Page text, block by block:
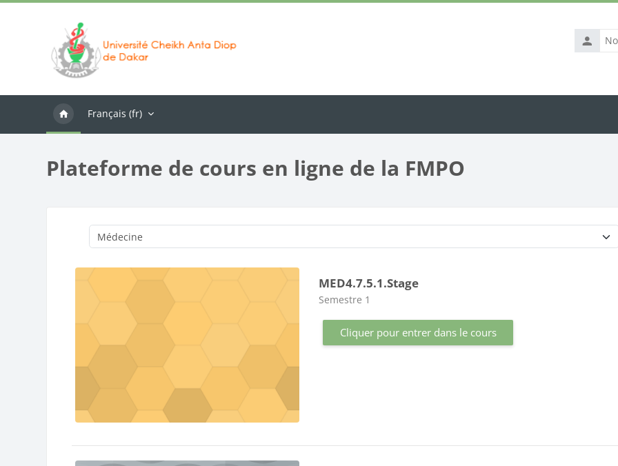
Nom
Français ‎(fr)‎
Plateforme de cours en ligne de la FMPO
MED4.7.5.1.Stage
Catégorie de cours
Semestre 1
Cliquer pour entrer dans le cours